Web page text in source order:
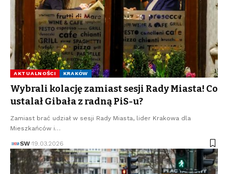
AKTUALNOŚCI KRAKÓW
Wybrali kolację zamiast sesji Rady Miasta! Co
ustalał Gibała z radną PiS-u?
Zamiast brać udział w sesji Rady Miasta, lider Krakowa dla
Mieszkańców i…
SW 19.03.2026